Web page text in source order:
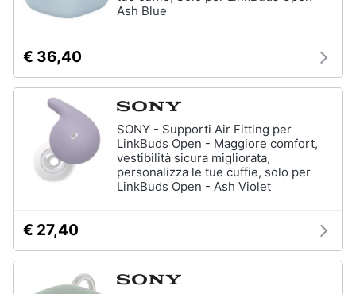
Ash Blue
€ 36,40
SONY - Supporti Air Fitting per
LinkBuds Open - Maggiore comfort,
vestibilità sicura migliorata,
personalizza le tue cuffie, solo per
LinkBuds Open - Ash Violet
€ 27,40